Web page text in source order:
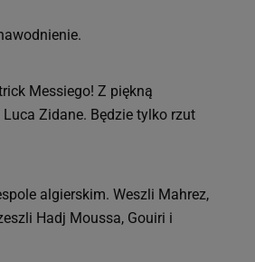
Messiego! Z piękną
Zidane. Będzie tylko rzut
algierskim. Weszli Mahrez,
Hadj Moussa, Gouiri i